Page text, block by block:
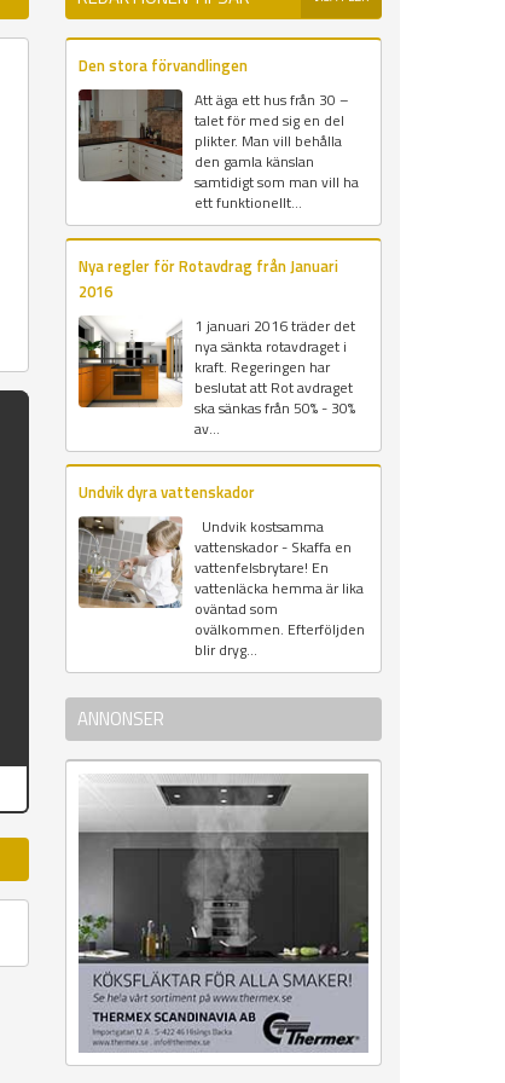
Den stora förvandlingen
Att äga ett hus från 30 –
talet för med sig en del
plikter. Man vill behålla
den gamla känslan
samtidigt som man vill ha
ett funktionellt...
Nya regler för Rotavdrag från Januari
2016
1 januari 2016 träder det
nya sänkta rotavdraget i
kraft. Regeringen har
beslutat att Rot avdraget
ska sänkas från 50% - 30%
av...
Undvik dyra vattenskador
Undvik kostsamma
vattenskador - Skaffa en
vattenfelsbrytare! En
vattenläcka hemma är lika
oväntad som
ovälkommen. Efterföljden
blir dryg...
ANNONSER